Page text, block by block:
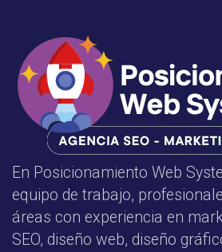
En Posicionamiento Web
equipo de trabajo,
áreas con experiencia en
SEO, diseño web, diseño